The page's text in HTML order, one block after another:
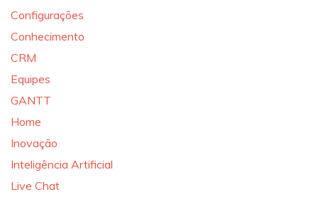
Configurações
Conhecimento
CRM
Equipes
GANTT
Home
Inovação
Inteligência Artificial
Live Chat